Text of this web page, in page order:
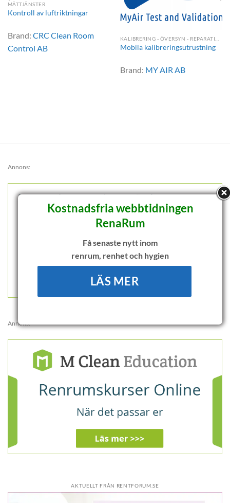
MÄTTJÄNSTER
Kontroll av luftriktningar
Brand: CRC Clean Room
Control AB
Mobila kalibreringsutrustning
Brand: MY AIR AB
Annons:
Annons:
AKTUELLT FRÅN RENTFORUM.SE
Kostnadsfria webbtidningen
RenaRum
Få senaste nytt inom
renrum, renhet och hygien
LÄS MER